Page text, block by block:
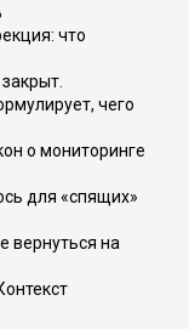
что
чего
о мониторинге
для «спящих»
вернуться на